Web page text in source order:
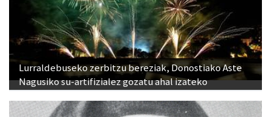
Lurraldebuseko zerbitzu bereziak, Donostiako Aste
Nagusiko su-artifizialez gozatu ahal izateko